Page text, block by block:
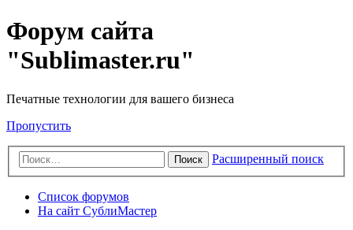
Форум сайта
"Sublimaster.ru"
Печатные технологии для вашего бизнеса
Пропустить
Поиск Расширенный поиск
Список форумов
На сайт СублиМастер